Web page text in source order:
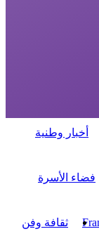
أخبار وطنية
فضاء الأسرة
ثقافة وفن